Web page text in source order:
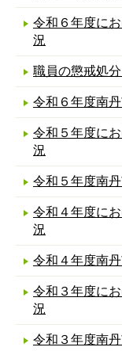
令和６年度に
況
職員の懲戒処
令和６年度南
令和５年度に
況
令和５年度南
令和４年度に
況
令和４年度南
令和３年度に
況
令和３年度南